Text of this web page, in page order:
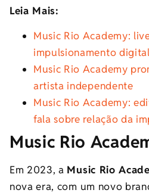
Leia Mais:
Music Rio Academy:
impulsionamento digital
Music Rio Academy
artista independente
Music Rio Academy:
fala sobre relação da
Music Rio
Em 2023, a Music Rio
nova era, com um novo